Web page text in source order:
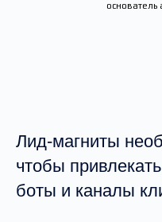
основатель
Лид-магниты
чтобы
боты и каналы